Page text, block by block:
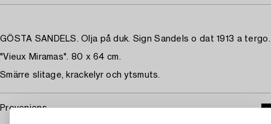
GÖSTA SANDELS. Olja på duk. Sign Sandels o dat 1913 a tergo.
"Vieux Miramas". 80 x 64 cm.
Smärre slitage, krackelyr och ytsmuts.
Proveniens